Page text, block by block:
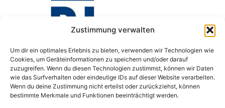
Zustimmung verwalten
Um dir ein optimales Erlebnis zu bieten, verwenden wir Technologien wie
Cookies, um Geräteinformationen zu speichern und/oder darauf
zuzugreifen. Wenn du diesen Technologien zustimmst, können wir Daten
wie das Surfverhalten oder eindeutige IDs auf dieser Website verarbeiten.
Wenn du deine Zustimmung nicht erteilst oder zurückziehst, können
bestimmte Merkmale und Funktionen beeinträchtigt werden.